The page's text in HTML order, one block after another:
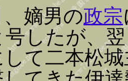
嫡男の政宗
号したが、
して二本松